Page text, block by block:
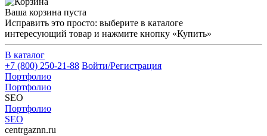
Ваша корзина пуста
Исправить это просто: выберите в каталоге
интересующий товар и нажмите кнопку «Купить»
В каталог
+7 (800) 250-21-88 Войти/Регистрация
Портфолио
Портфолио
SEO
Портфолио
SEO
centrgaznn.ru